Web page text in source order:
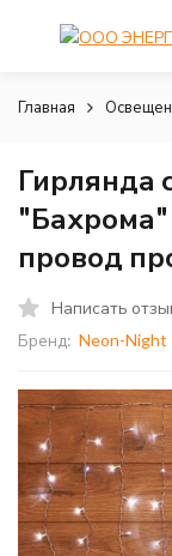
Главная
Гирлянда
"Бахрома"
провод
Написать
Бренд: Neon-Night